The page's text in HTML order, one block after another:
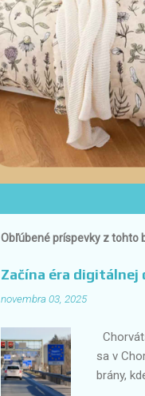
Obľúbené príspevky z tohto
Začína éra
novembra 03, 2025
sa v
brány,